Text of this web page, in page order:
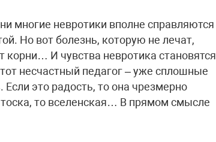
многие невротики вполне справляются
Но вот болезнь, которую не лечат,
корни… И чувства невротика становятся
несчастный педагог – уже сплошные
это радость, то она чрезмерно
то вселенская… В прямом смысле